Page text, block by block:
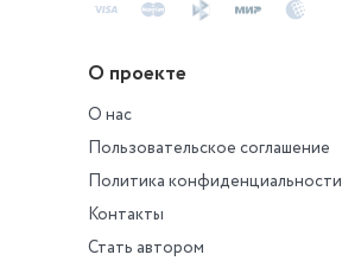
О проекте
О нас
Пользовательское соглашение
Политика конфиденциальности
Контакты
Стать автором